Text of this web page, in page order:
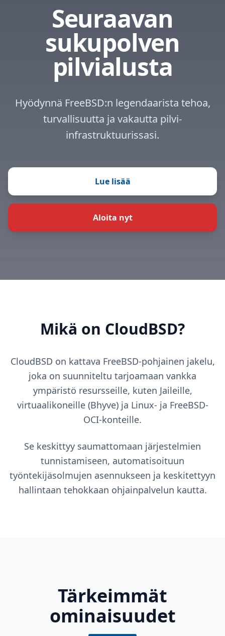
Seuraavan
sukupolven
pilvialusta
Hyödynnä FreeBSD:n legendaarista tehoa,
turvallisuutta ja vakautta pilvi-
infrastruktuurissasi.
Lue lisää
Aloita nyt
Mikä on CloudBSD?
CloudBSD on kattava FreeBSD-pohjainen jakelu,
joka on suunniteltu tarjoamaan vankka
ympäristö resursseille, kuten Jaileille,
virtuaalikoneille (Bhyve) ja Linux- ja FreeBSD-
OCI-konteille.
Se keskittyy saumattomaan järjestelmien
tunnistamiseen, automatisoituun
työntekijäsolmujen asennukseen ja keskitettyyn
hallintaan tehokkaan ohjainpalvelun kautta.
Tärkeimmät
ominaisuudet